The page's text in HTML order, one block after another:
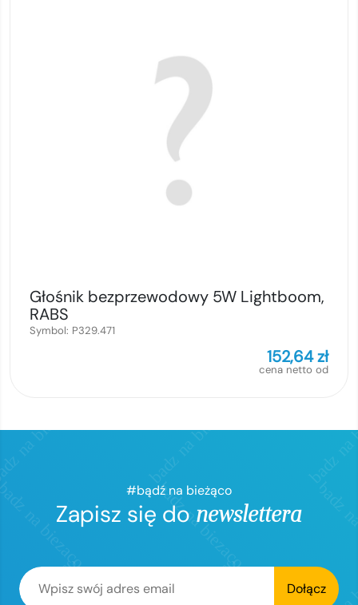
Głośnik bezprzewodowy 5W Lightboom,
RABS
Symbol: P329.471
152,64zł
cena netto od
#bądź na bieżąco
Zapisz się do newslettera
Dołącz